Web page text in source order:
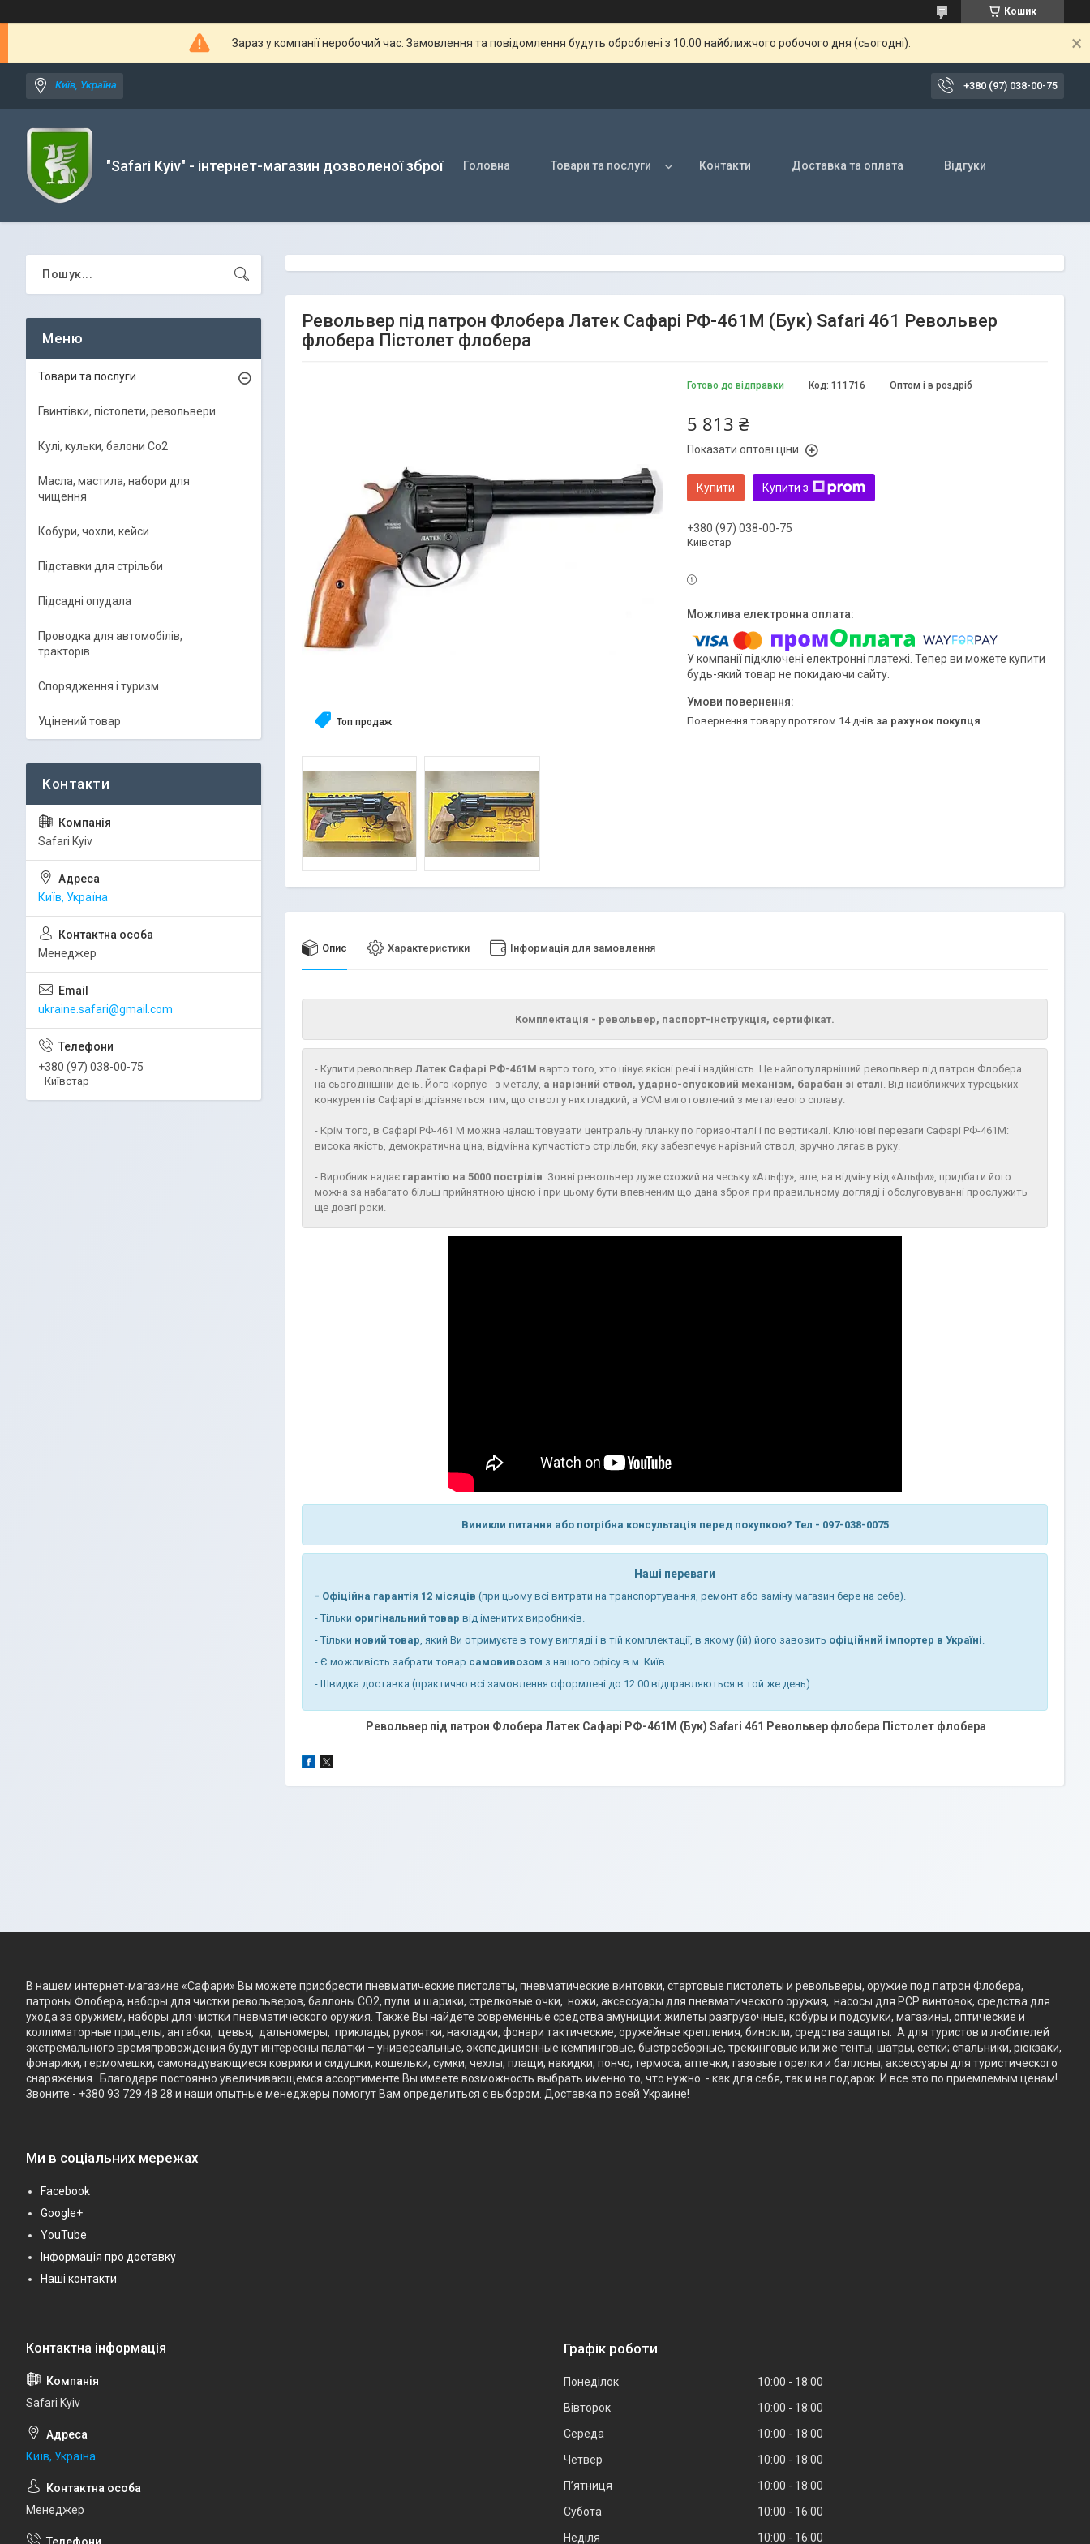
Кошик
Зараз у компанії неробочий час. Замовлення та повідомлення будуть оброблені з 10:00 найближчого робочого дня (сьогодні).
Київ, Україна +380 (97) 038-00-75
"Safari Kyiv" - інтернет-магазин дозволеної зброї Головна Товари та послуги Контакти Доставка та оплата Відгуки
Револьвер під патрон Флобера Латек Сафарі РФ-461М (Бук) Safari 461 Револьвер
флобера Пістолет флобера
Топ продаж
Готово до відправки Оптом і в роздріб
Код: 111716
5 813 ₴
Показати оптові ціни
Купити Купити з
+380 (97) 038-00-75
Київстар
У компанії підключені електронні платежі. Тепер ви можете купити
будь-який товар не покидаючи сайту.
повернення товару протягом 14 днів за рахунок покупця
Опис Характеристики Інформація для замовлення
Комплектація - револьвер, паспорт-інструкція, сертифікат.
- Купити револьвер Латек Сафарі РФ-461М варто того, хто цінує якісні речі і надійність. Це найпопулярніший револьвер під патрон Флобера
на сьогоднішній день. Його корпус - з металу, а нарізний ствол, ударно-спусковий механізм, барабан зі сталі. Від найближчих турецьких
конкурентів Сафарі відрізняється тим, що ствол у них гладкий, а УСМ виготовлений з металевого сплаву.
- Крім того, в Сафарі РФ-461 М можна налаштовувати центральну планку по горизонталі і по вертикалі. Ключові переваги Сафарі РФ-461М:
висока якість, демократична ціна, відмінна купчастість стрільби, яку забезпечує нарізний ствол, зручно лягає в руку.
- Виробник надає гарантію на 5000 пострілів. Зовні револьвер дуже схожий на чеську «Альфу», але, на відміну від «Альфи», придбати його
можна за набагато більш прийнятною ціною і при цьому бути впевненим що дана зброя при правильному догляді і обслуговуванні прослужить
ще довгі роки.
Виникли питання або потрібна консультація перед покупкою? Тел - 097-038-0075
Наші переваги
- Офіційна гарантія 12 місяців (при цьому всі витрати на транспортування, ремонт або заміну магазин бере на себе).
- Тільки оригінальний товар від іменитих виробників.
- Тільки новий товар, який Ви отримуєте в тому вигляді і в тій комплектації, в якому (ій) його завозить офіційний імпортер в Україні.
- Є можливість забрати товар самовивозом з нашого офісу в м. Київ.
- Швидка доставка (практично всі замовлення оформлені до 12:00 відправляються в той же день).
Револьвер під патрон Флобера Латек Сафарі РФ-461М (Бук) Safari 461 Револьвер флобера Пістолет флобера
Товари та послуги
Гвинтівки, пістолети, револьвери
Кулі, кульки, балони Co2
Масла, мастила, набори для
чищення
Кобури, чохли, кейси
Підставки для стрільби
Підсадні опудала
Проводка для автомобілів,
тракторів
Спорядження і туризм
Уцінений товар
Safari Kyiv
Київ, Україна
Менеджер
ukraine.safari@gmail.com
+380 (97) 038-00-75
Київстар
В нашем интернет-магазине «Сафари» Вы можете приобрести пневматические пистолеты, пневматические винтовки, стартовые пистолеты и револьверы, оружие под патрон Флобера,
патроны Флобера, наборы для чистки револьверов, баллоны CO2, пули и шарики, стрелковые очки, ножи, аксессуары для пневматического оружия, насосы для PCP винтовок, средства для
ухода за оружием, наборы для чистки пневматического оружия. Также Вы найдете современные средства амуниции: жилеты разгрузочные, кобуры и подсумки, магазины, оптические и
коллиматорные прицелы, антабки, цевья, дальномеры, приклады, рукоятки, накладки, фонари тактические, оружейные крепления, бинокли, средства защиты. А для туристов и любителей
экстремального времяпровождения будут интересны палатки – универсальные, экспедиционные кемпинговые, быстросборные, трекинговые или же тенты, шатры, сетки; спальники, рюкзаки,
фонарики, гермомешки, самонадувающиеся коврики и сидушки, кошельки, сумки, чехлы, плащи, накидки, пончо, термоса, аптечки, газовые горелки и баллоны, аксессуары для туристического
снаряжения. Благодаря постоянно увеличивающемся ассортименте Вы имеете возможность выбрать именно то, что нужно - как для себя, так и на подарок. И все это по приемлемым ценам!
Звоните - +380 93 729 48 28 и наши опытные менеджеры помогут Вам определиться с выбором. Доставка по всей Украине!
Ми в соціальних мережах
Facebook
Google+
YouTube
Інформація про доставку
Наші контакти
Safari Kyiv
Київ, Україна
Менеджер
Графік роботи
Понеділок 10:00
18:00
Вівторок
10:00
18:00
Середа
10:00
18:00
Четвер
10:00
18:00
Пʼятниця
10:00
18:00
Субота
10:00
16:00
Неділя
10:00 16:00